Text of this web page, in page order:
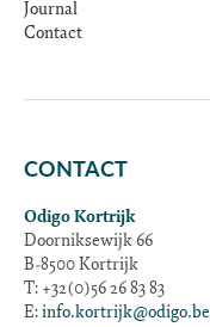
Journal
Contact
CONTACT
Odigo Kortrijk
Doorniksewijk 66
B-8500 Kortrijk
T: +32(0)56 26 83 83
E: info.kortrijk@odigo.be